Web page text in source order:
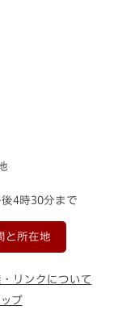
4時30分まで
と所在地
リンクについて
プ